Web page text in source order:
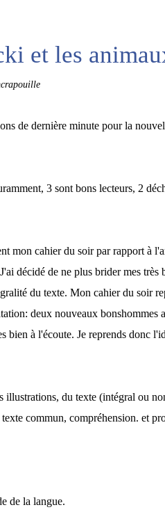
et les
de dernière minute pour la
3 sont bons lecteurs, 2
mon cahier du soir par rapport à
décidé de ne plus brider mes très
du texte. Mon cahier du soir
deux nouveaux bonshommes
bien à l'écoute. Je reprends donc
illustrations, du texte (intégral ou
commun, compréhension. et
de la langue.